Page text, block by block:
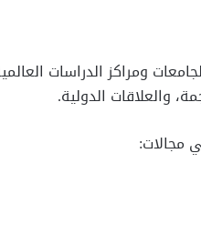
ومراكز الدراسات
والعلاقات الدولية.
مجالات: